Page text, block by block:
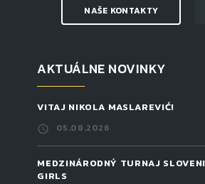
NAŠE KONTAKTY
AKTUÁLNE NOVINKY
VITAJ NIKOLA MASLAREVIĆ!
05.08.2026
MEDZINÁRODNÝ TURNAJ
GIRLS